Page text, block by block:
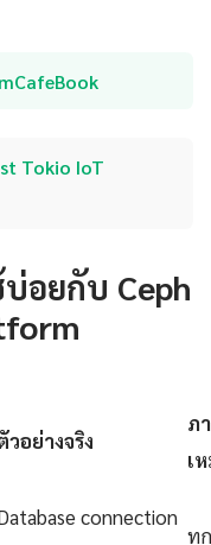
Tokio IoT
อยกับ Ceph
วอย่างจริง
ภ
เ
connection
ทุ